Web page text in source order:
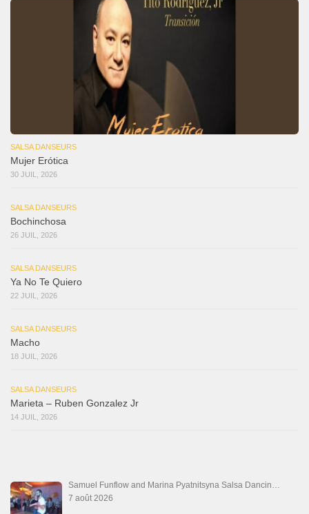
SALSA DANSEURS
Mujer Erótica
30 JUIL, 2026
SALSA DANSEURS
Bochinchosa
26 JUIL, 2026
SALSA DANSEURS
Ya No Te Quiero
22 JUIL, 2026
SALSA DANSEURS
Macho
18 JUIL, 2026
SALSA DANSEURS
Marieta – Ruben Gonzalez Jr
14 JUIL, 2026
Samuel Funflow and Marina Pyatnitsyna Salsa Dancin…
7 août 2026